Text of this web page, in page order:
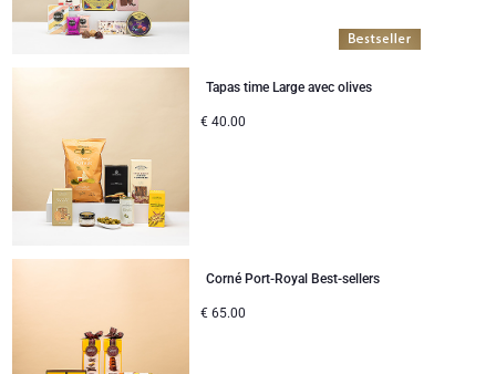
Tapas time Large avec olives
€ 40.00
Corné Port-Royal Best-sellers
€ 65.00